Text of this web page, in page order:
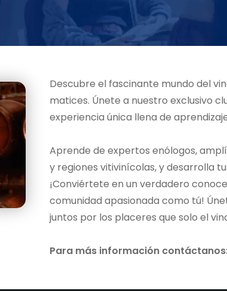
Descubre el fascinante mundo del
matices. Únete a nuestro exclusivo
experiencia única llena de
Aprende de expertos enólogos,
y regiones vitivinícolas, y desarrolla
¡Conviértete en un verdadero
comunidad apasionada como tú!
juntos por los placeres que solo el
Para más información